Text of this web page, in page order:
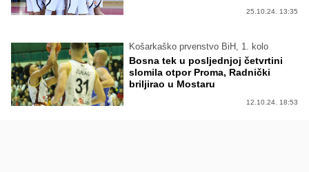
25.10.24. 13:35
Košarkaško prvenstvo BiH, 1. kolo
Bosna tek u posljednjoj četvrtini
slomila otpor Proma, Radnički
briljirao u Mostaru
12.10.24. 18:53